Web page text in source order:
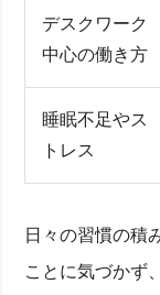
デスクワーク
中心の働き方
睡眠不足やス
トレス
日々の習慣の積
ことに気づかず